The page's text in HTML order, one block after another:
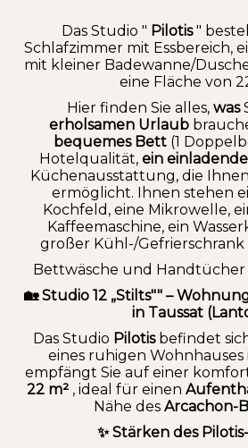
Das Studio " Pilotis"
Schlafzimmer mit Essbereich,
mit kleiner Badewanne/
eine Fläche von
Hier finden Sie alles, was
erholsamen Urlaub
bequemes Bett (1
Hotelqualität, ein
Küchenausstattung, die Ihnen
ermöglicht. Ihnen stehen
Kochfeld, eine Mikrowelle,
Kaffeemaschine, ein
großer Kühl-/
Bettwäsche und
🏡 Studio 12 „Stilts"" –
in Taussat
Das Studio Pilotisbefindet
eines ruhigen Wohnhauses
empfängt Sie auf einer
22 m², ideal für einen
Nähe des Arcachon-
✨ Stärken des